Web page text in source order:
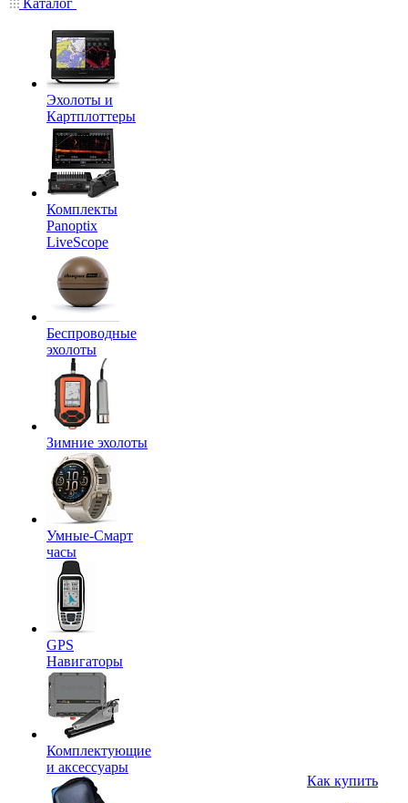
Каталог
Эхолоты и
Картплоттеры
Комплекты
Panoptix
LiveScope
Беспроводные
эхолоты
Зимние эхолоты
Умные-Смарт
часы
GPS
Навигаторы
Комплектующие
и аксессуары
Как купить